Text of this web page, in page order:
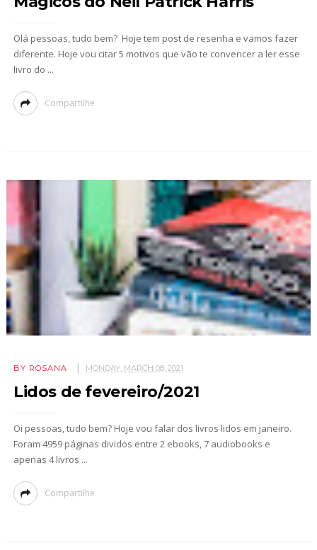
Olá pessoas, tudo bem? Hoje tem post de resenha e vamos fazer
diferente. Hoje vou citar 5 motivos que vão te convencer a ler esse
livro do ...
Compartilhe
BY ROSANA MONDAY, MARCH 08, 2021
Lidos de fevereiro/2021
Oi pessoas, tudo bem? Hoje vou falar dos livros lidos em janeiro.
Foram 4959 páginas dividos entre 2 ebooks, 7 audiobooks e
apenas 4 livros ...
Compartilhe